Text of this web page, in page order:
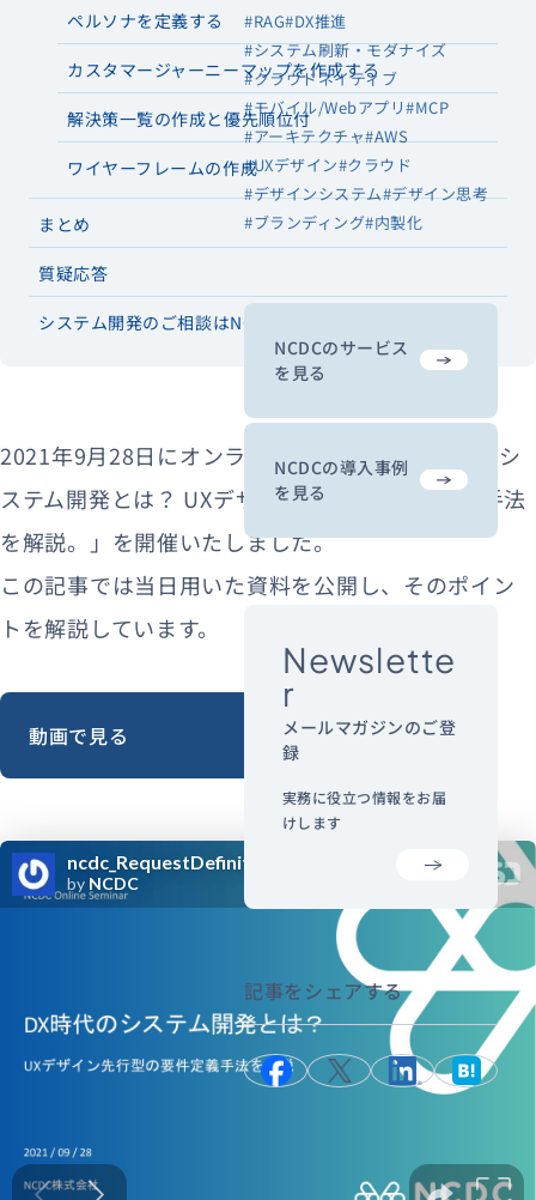
ペルソナを定義する
カスタマージャーニーマップを作成する
解決策一覧の作成と優先順位付
ワイヤーフレームの作成
まとめ
質疑応答
システム開発のご相談はNCDCへ
2021年9月28日にオンラインセミナー「DX時代のシ
ステム開発とは？ UXデザイン先行型の要件定義手法
を解説。」を開催いたしました。
この記事では当日用いた資料を公開し、そのポイン
トを解説しています。
動画で見る
#RAG#DX推進
#システム刷新・モダナイズ
#クラウドネイティブ
#モバイル/Webアプリ#MCP
#アーキテクチャ#AWS
#UXデザイン#クラウド
#デザインシステム#デザイン思考
#ブランディング#内製化
NCDCのサービス
を見る
NCDCの導入事例
を見る
Newslette
r
メールマガジンのご登
録
実務に役立つ情報をお届
けします
記事をシェアする